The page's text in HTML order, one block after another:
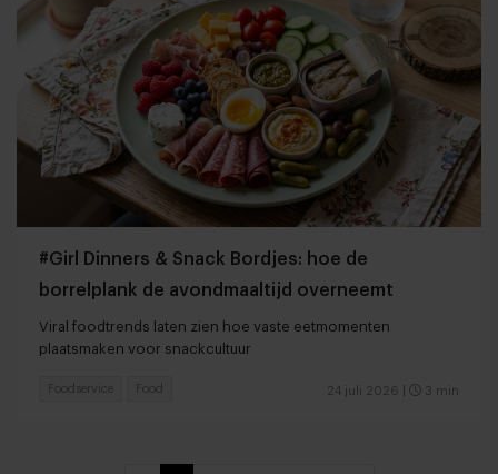
#Girl Dinners & Snack Bordjes: hoe de
borrelplank de avondmaaltijd overneemt
Viral foodtrends laten zien hoe vaste eetmomenten
plaatsmaken voor snackcultuur
24 juli 2026 3 min
Foodservice Food